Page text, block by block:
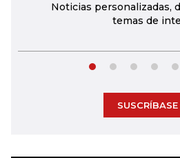
Noticias personalizadas,
temas de
SUSCRÍBASE